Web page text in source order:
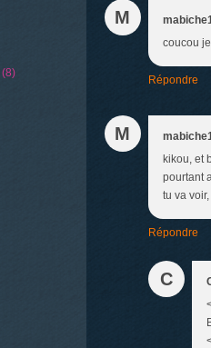
(8)
M
coucou
Répondre
M
kikou, et
pourtant
tu va
Répondre
C